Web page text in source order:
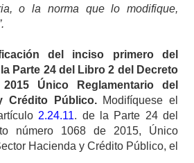
o la norma que lo modifique,
del inciso primero del
Parte 24 del Libro 2 del Decreto
Único Reglamentario del
Crédito Público.Modifíquese el
2.24.11. de la Parte 24 del
número 1068 de 2015, Único
Hacienda y Crédito Público, el